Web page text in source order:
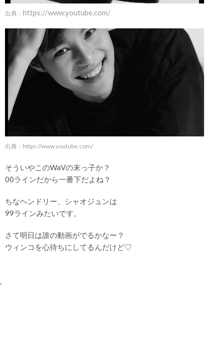
出典： https://www.youtube.com/
出典： https://www.youtube.com/
そういやこのWaVの末っ子か？
00ラインだから一番下だよね？
ちなヘンドリー、シャオジュンは
99ラインみたいです。
さて明日は誰の動画がでるかなー？
ウィンコを心待ちにしてるんだけど♡